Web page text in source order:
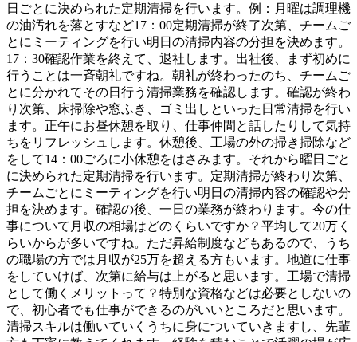
日ごとに決められた定期清掃を行います。例：月曜は調理機
の油汚れを落とすなど17：00定期清掃が終了次第、チームご
とにミーティングを行い明日の清掃内容の分担を決めます。
17：30確認作業を終えて、退社します。出社後、まず初めに
行うことは一斉朝礼ですね。朝礼が終わったのち、チームご
とに分かれてその日行う清掃業務を確認します。確認が終わ
り次第、床掃除や窓ふき、ゴミ出しといった日常清掃を行い
ます。正午にお昼休憩を取り、仕事仲間と話したりして気持
ちをリフレッシュします。休憩後、工場の外の掃き掃除など
をして14：00ごろに小休憩をはさみます。それから曜日ごと
に決められた定期清掃を行います。定期清掃が終わり次第、
チームごとにミーティングを行い明日の清掃内容の確認や分
担を決めます。確認の後、一日の業務が終わります。今の仕
事について月収の相場はどのくらいですか？平均して20万く
らいからが多いですね。ただ昇給制度などもあるので、うち
の職場の方では月収が25万を超える方もいます。地道に仕事
をしていけば、次第に給与は上がると思います。工場で清掃
として働くメリットって？特別な資格などは必要としないの
で、初心者でも仕事ができるのがいいところだと思います。
清掃スキルは働いていくうちに身についていきますし、先輩